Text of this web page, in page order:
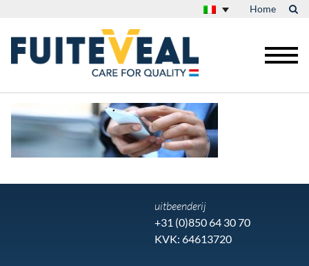
Home
uitbeenderij
+31 (0)850 64 30 70
KVK: 64613720